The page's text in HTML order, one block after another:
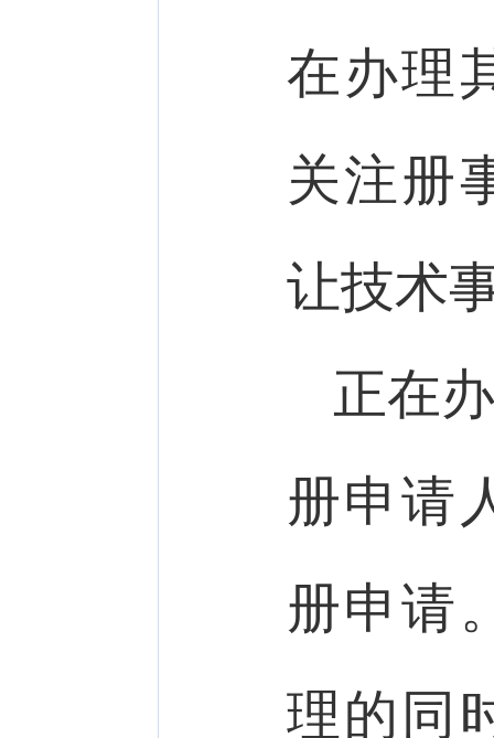
在办理
关注册
让技术
正在
册申请
册申请
理的同